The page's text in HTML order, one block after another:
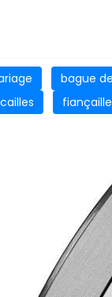
bague
fiançaille